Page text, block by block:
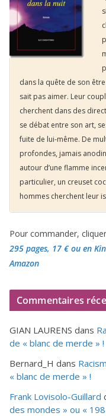
dans la quête de son
sait pas aimer. Leur
cherchent dans des
se débat entre son art,
fuite de lui-même. De
profondes, jamais
autour d’une flamme
particulier, un creuset
hommes cherchent leur
Pour commander,
295 pages, 17 €ou en
Amazon
Commentaires
GIAN LAURENS dans
de « blanc de merde » !
Bernard_H dans
« blanc de merde » !
Frank Lovisolo-Guillard
des mondes » ou «